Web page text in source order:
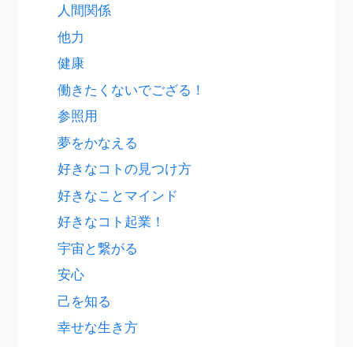
人間関係
他力
健康
働きたくないでござる！
参照用
夢をかなえる
好きなコトの見つけ方
好きなことマインド
好きなコト起業！
宇宙と繋がる
安心
己を知る
幸せな生き方